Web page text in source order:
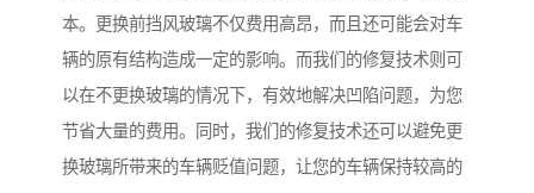
本。更换前挡风玻璃不仅费用高昂，而且还可能会对车
辆的原有结构造成一定的影响。而我们的修复技术则可
以在不更换玻璃的情况下，有效地解决凹陷问题，为您
节省大量的费用。同时，我们的修复技术还可以避免更
换玻璃所带来的车辆贬值问题，让您的车辆保持较高的